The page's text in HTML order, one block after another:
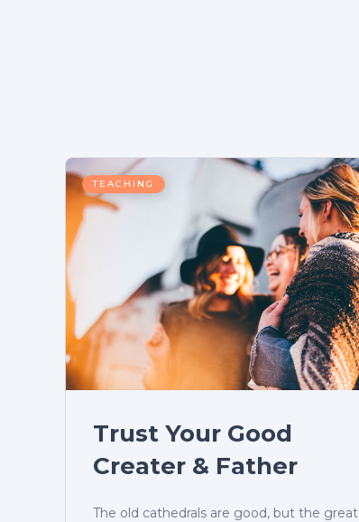
TEACHING
Trust Your Good
Creater & Father
The old cathedrals are good, but the great